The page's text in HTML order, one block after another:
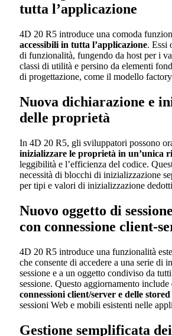
tutta l’applicazione
4D 20 R5 introduce una comoda
accessibili in tutta l’applicazione. Essi
di funzionalità, fungendo da host per i
classi di utilità e persino da elementi
di progettazione, come il modello
Nuova dichiarazione e
delle proprietà
In 4D 20 R5, gli sviluppatori possono
inizializzare le proprietà in un’unica
leggibilità e l’efficienza del codice.
necessità di blocchi di inizializzazione
per tipi e valori di inizializzazione
Nuovo oggetto di
con connessione client-
4D 20 R5 introduce una funzionalità
che consente di accedere a una serie di
sessione e a un oggetto condiviso da
sessione. Questo aggiornamento
connessioni client/server e delle
sessioni Web e mobili esistenti nelle
Gestione semplificata